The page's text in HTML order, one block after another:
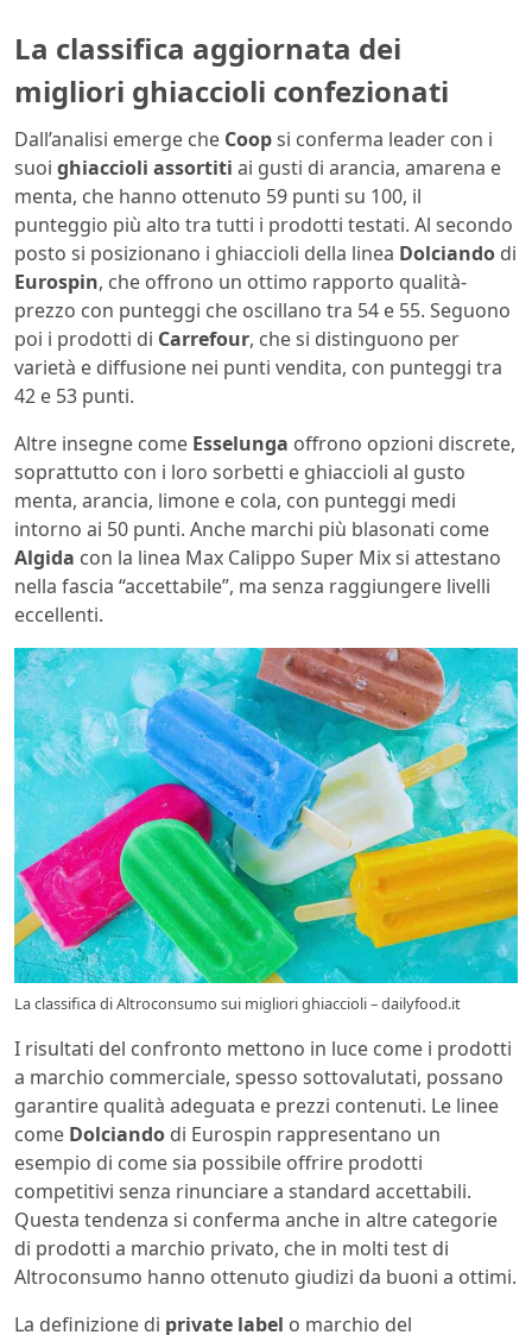
La classifica aggiornata dei
migliori ghiaccioli confezionati
Dall’analisi emerge che Coopsi conferma leader con i
suoi ghiaccioli assortiti ai gusti di arancia, amarena e
menta, che hanno ottenuto 59 punti su 100, il
punteggio più alto tra tutti i prodotti testati. Al secondo
posto si posizionano i ghiaccioli della linea Dolciando di
Eurospin, che offrono un ottimo rapporto qualità-
prezzo con punteggi che oscillano tra 54 e 55. Seguono
poi i prodotti di Carrefour, che si distinguono per
varietà e diffusione nei punti vendita, con punteggi tra
42 e 53 punti.
Altre insegne come Esselunga offrono opzioni discrete,
soprattutto con i loro sorbetti e ghiaccioli al gusto
menta, arancia, limone e cola, con punteggi medi
intorno ai 50 punti. Anche marchi più blasonati come
Algida con la linea Max Calippo Super Mix si attestano
nella fascia “accettabile”, ma senza raggiungere livelli
eccellenti.
La classifica di Altroconsumo sui migliori ghiaccioli – dailyfood.it
I risultati del confronto mettono in luce come i prodotti
a marchio commerciale, spesso sottovalutati, possano
garantire qualità adeguata e prezzi contenuti. Le linee
come Dolciando di Eurospin rappresentano un
esempio di come sia possibile offrire prodotti
competitivi senza rinunciare a standard accettabili.
Questa tendenza si conferma anche in altre categorie
di prodotti a marchio privato, che in molti test di
Altroconsumo hanno ottenuto giudizi da buoni a ottimi.
La definizione di private label o marchio del